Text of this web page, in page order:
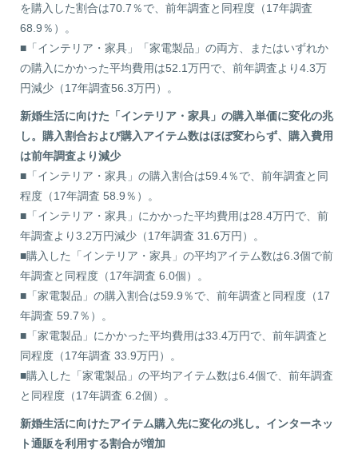
を購入した割合は70.7％で、前年調査と同程度（17年調査
68.9％）。
■「インテリア・家具」「家電製品」の両方、またはいずれか
の購入にかかった平均費用は52.1万円で、前年調査より4.3万
円減少（17年調査56.3万円）。
新婚生活に向けた「インテリア・家具」の購入単価に変化の兆
し。購入割合および購入アイテム数はほぼ変わらず、購入費用
は前年調査より減少
■「インテリア・家具」の購入割合は59.4％で、前年調査と同
程度（17年調査 58.9％）。
■「インテリア・家具」にかかった平均費用は28.4万円で、前
年調査より3.2万円減少（17年調査 31.6万円）。
■購入した「インテリア・家具」の平均アイテム数は6.3個で前
年調査と同程度（17年調査 6.0個）。
■「家電製品」の購入割合は59.9％で、前年調査と同程度（17
年調査 59.7％）。
■「家電製品」にかかった平均費用は33.4万円で、前年調査と
同程度（17年調査 33.9万円）。
■購入した「家電製品」の平均アイテム数は6.4個で、前年調査
と同程度（17年調査 6.2個）。
新婚生活に向けたアイテム購入先に変化の兆し。インターネッ
ト通販を利用する割合が増加